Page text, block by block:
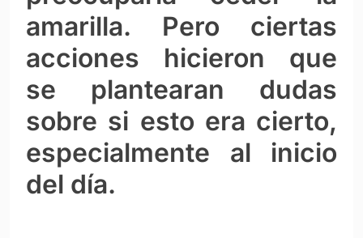
amarilla. Pero ciertas
acciones hicieron que
se plantearan dudas
sobre si esto era cierto,
especialmente al inicio
del día.